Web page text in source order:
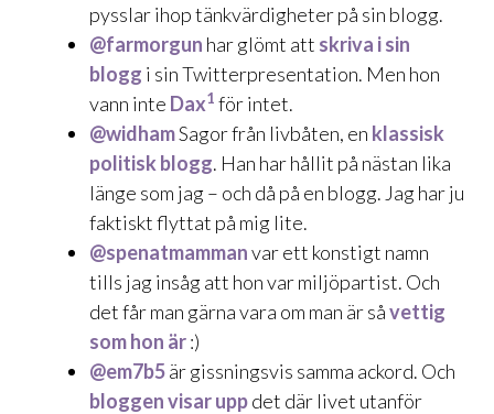
pysslar ihop tänkvärdigheter på sin blogg.
@farmorgun har glömt att skriva i sin
blogg i sin Twitterpresentation. Men hon
vann inte Dax1 för intet.
@widhamSagor från livbåten, en klassisk
politisk blogg. Han har hållit på nästan lika
länge som jag – och då på en blogg. Jag har ju
faktiskt flyttat på mig lite.
@spenatmammanvar ett konstigt namn
tills jag insåg att hon var miljöpartist. Och
det får man gärna vara om man är såvettig
som hon är:)
@em7b5är gissningsvis samma ackord. Och
bloggen visar uppdet där livet utanför